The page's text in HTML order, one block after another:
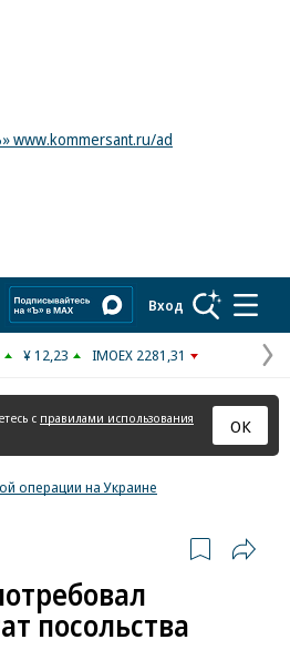
www.kommersant.ru/ad
Вход
¥ 12,23 IMOEX 2281,31
с правилами использования
ОК
операции на Украине
посольства